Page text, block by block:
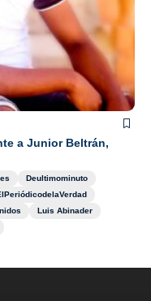
a Junior Beltrán,
Deultimominuto
Luis Abinader